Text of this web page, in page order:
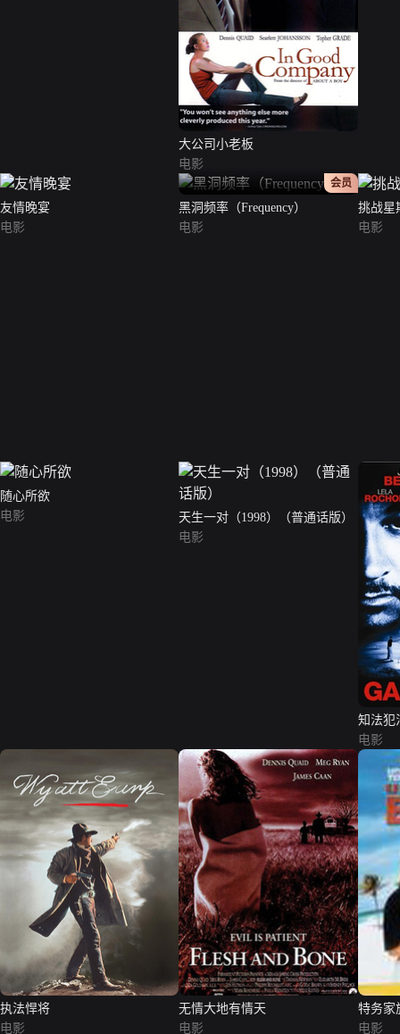
大公司小老板
电影
友情晚宴
电影
正片
会员
黑洞频率（Frequency）
电影
挑战星
电影
随心所欲
电影
天生一对（1998）（普通话版）
电影
知法犯
电影
执法悍将
电影
无情大地有情天
电影
特务家
电影